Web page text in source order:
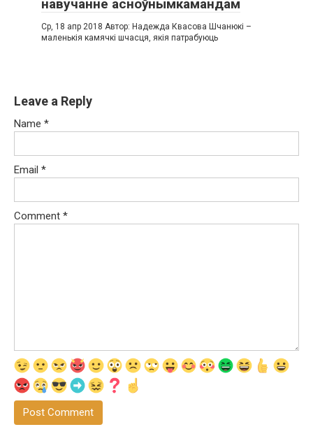
навучанне асноўнымкамандам
Ср, 18 апр 2018 Автор: Надежда Квасова Шчанюкі –
маленькія камячкі шчасця, якія патрабуюць
Leave a Reply
Name *
Email *
Comment *